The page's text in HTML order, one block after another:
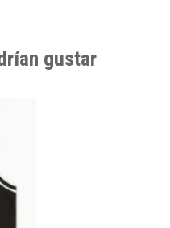
gustar